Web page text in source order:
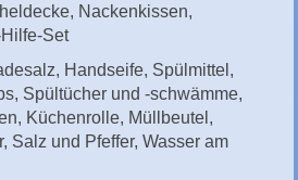
Nackenkissen,
Set
Handseife, Spülmittel,
Spültücher und -schwämme,
Küchenrolle, Müllbeutel,
Salz und Pfeffer, Wasser am